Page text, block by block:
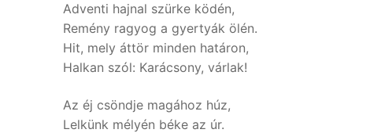
Adventi hajnal szürke ködén,
Remény ragyog a gyertyák ölén.
Hit, mely áttör minden határon,
Halkan szól: Karácsony, várlak!
Az éj csöndje magához húz,
Lelkünk mélyén béke az úr.